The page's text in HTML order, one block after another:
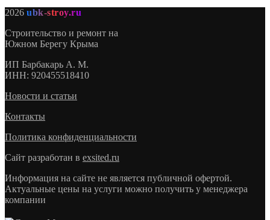
2026 ubk-stroy.ru
Строительство и ремонт на
Южном Берегу Крыма
ИП Барбакарь А. М.
ИНН: 920455518410
Новости и статьи
Контакты
Политика конфиденциальности
Сайт разработан в exsited.ru
Информация на сайте не является публичной офертой.
Актуальные цены на услуги можно получить у менеджера
компании